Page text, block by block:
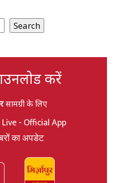
Search
करें
सामग्री के लिए
- Official App
का अपडेट